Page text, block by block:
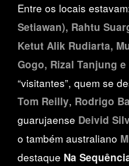
Entre os locais
Setiawan), Rahtu
Ketut Alik Rudiarta,
Gogo, Rizal Tanjung
“visitantes”, quem se
Tom Reilly, Rodrigo
guarujaense Deivid
o também australiano
destaque Na